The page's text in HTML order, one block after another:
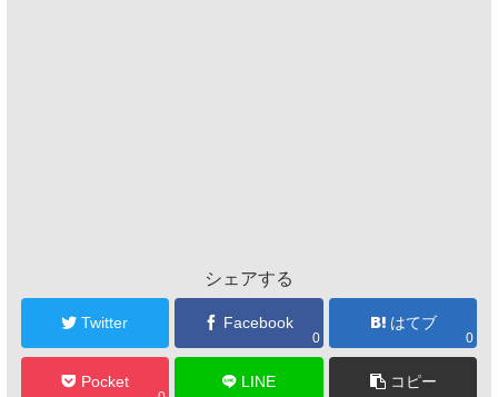
シェアする
Twitter Facebook
0
はてブ
0
Pocket LINE コピー